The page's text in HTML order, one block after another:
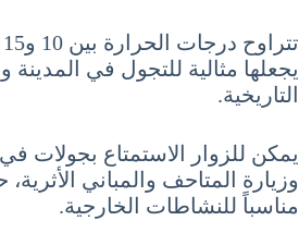
يجعلها مثالية للتجول في
التاريخية.
يمكن للزوار الاستمتاع بجولات
وزيارة المتاحف والمباني
مناسباً للنشاطات الخارجية.